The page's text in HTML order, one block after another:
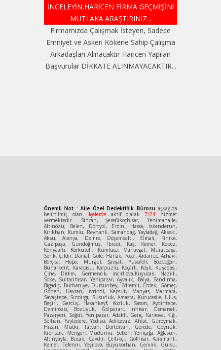
İNCELEYİN,HARİCEN FİRMA GEÇMİŞİNİ
MUTLAKA ARAŞTIRINIZ...
Firmamızda Çalışmak İsteyen, Sadece
Emniyet ve Askeri Kökene Sahip Çalışma
Arkadaşları Alınacaktır Haricen Yapılan
Başvurular DİKKATE ALINMAYACAKTIR...
Önemli Not : Aile Özel Dedektiflik Bürosu aşşağıda
belirtilmiş olan ilçelerdeaktif olarak7/24 hizmet
vermektedir. Sincan, Şereflikoçhisar, Yenimahalle,
Altınözü, Belen, Dörtyol, Erzin, Hassa, İskenderun,
Kırıkhan, Kumlu, Reyhanlı, Samandağ, Yayladağ, Akseki,
Aksu, Alanya, Demre, Döşemealtı, Elmalı, Finike,
Gazipaşa, Gündoğmuş, İbradi, Kaş, Kemer, Kepez,
Konyaaltı, Korkuteli, Kumluca, Manavgat, Muratpaşa,
Serik, Çıldır, Damal, Göle, Hanak, Posof, Ardanuç, Arhavi,
Borçka, Hopa, Murgul, Şavşat, Yusufeli, Bozdoğan,
Buharkent, Karacasu, Karpuzlu, Koçarlı, Köşk, Kuşadası,
Çine, Didim, Germencik, İncirliova,Kuyucak, Nazilli,
Söke, Sultanhisar, Yenipazar, Ayvalık, Balya, Bandırma,
Bigadiç, Burhaniye, Dursunbey, Edremit, Erdek, Gömeç,
Gönen, Havran, İvrindi, Kepsut, Manyas, Marmara,
Savaştepe, Sındırgı, Susurluk, Amasra, Kurucasile, Ulus,
Beşiri, Gercüş, Hasankeyf, Kozluk, Sason, Aydıntepe,
Demirözü, Bozüyük, Gölpazarı, İnhisar, Osmaneli,
Pazaryeri, Söğüt, Yenipazar, Adaklı, Genç, Karlıova, Kığı,
Solhan, Yayladere, Yedisu, Adilcevaz, Ahlat, Güroymak,
Hizan, Mutki, Tatvan, Dörtdivan, Gerede, Göynük,
Kıbrısçık, Mengen, Mudurnu, Seben, Yeniçağa, Ağlasun,
Altınyayla, Bucak, Çavdır, Çeltikçi, Gölhisar, Karamanlı,
Kemer, Tefenni, Yeşilova, Büyükorhan, Gemlik, Gürsu,